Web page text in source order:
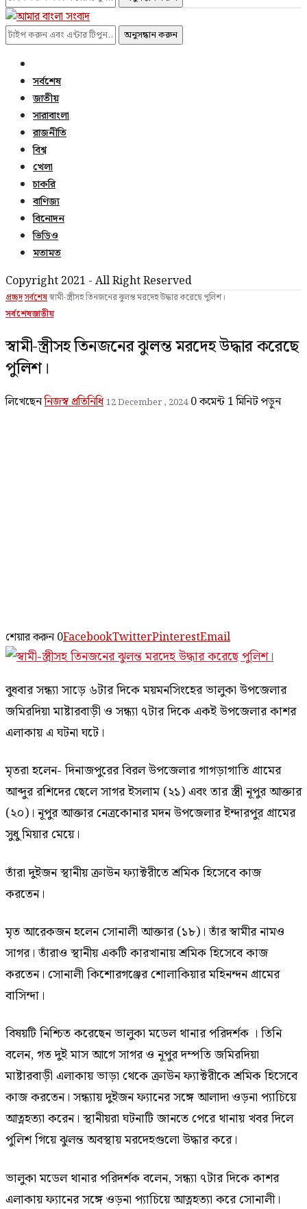
অনুসন্ধান করুন
সর্বশেষ
জাতীয়
সারাবাংলা
রাজনীতি
বিশ্ব
খেলা
চাকরি
বাণিজ্য
বিনোদন
ভিডিও
মতামত
Copyright 2021 - All Right Reserved
প্রচ্ছদসর্বশেষস্বামী-স্ত্রীসহ তিনজনের ঝুলন্ত মরদেহ উদ্ধার করেছে পুলিশ।
সর্বশেষজাতীয়
স্বামী-স্ত্রীসহ তিনজনের ঝুলন্ত মরদেহ উদ্ধার করেছে
পুলিশ।
লিখেছেননিজস্ব প্রতিনিধি12 December , 2024 0 কমেন্ট 1 মিনিট পড়ুন
শেয়ার করুন 0FacebookTwitterPinterestEmail
বুধবার সন্ধ্যা সাড়ে ৬টার দিকে ময়মনসিংহের ভালুকা উপজেলার
জমিরদিয়া মাষ্টারবাড়ী ও সন্ধ্যা ৭টার দিকে একই উপজেলার কাশর
এলাকায় এ ঘটনা ঘটে।
মৃতরা হলেন- দিনাজপুরের বিরল উপজেলার গাগড়াগাতি গ্রামের
আব্দুর রশিদের ছেলে সাগর ইসলাম (২১) এবং তার স্ত্রী নূপুর আক্তার
(২০)। নূপুর আক্তার নেত্রকোনার মদন উপজেলার ইন্দারপুর গ্রামের
সুধু মিয়ার মেয়ে।
তাঁরা দুইজন স্থানীয় ক্রাউন ফ‍্যাক্টরীতে শ্রমিক হিসেবে কাজ
করতেন।
মৃত আরেকজন হলেন সোনালী আক্তার (১৮)। তাঁর স্বামীর নামও
সাগর। তাঁরাও স্থানীয় একটি কারখানায় শ্রমিক হিসেবে কাজ
করতেন। সোনালী কিশোরগঞ্জের শোলাকিয়ার মহিনন্দন গ্রামের
বাসিন্দা।
বিষয়টি নিশ্চিত করেছেন ভালুকা মডেল থানার পরিদর্শক । তিনি
বলেন, গত দুই মাস আগে সাগর ও নূপুর দম্পতি জমিরদিয়া
মাষ্টারবাড়ী এলাকায় ভাড়া থেকে ক্রাউন ফ‍্যাক্টরীকে শ্রমিক হিসেবে
কাজ করতেন। সন্ধ্যায় দুইজন ফ্যানের সঙ্গে আলাদা ওড়না প্যাচিয়ে
আত্নহত্যা করেন। স্থানীয়রা ঘটনাটি জানতে পেরে থানায় খবর দিলে
পুলিশ গিয়ে ঝুলন্ত অবস্থায় মরদেহগুলো উদ্ধার করে।
ভালুকা মডেল থানার পরিদর্শক বলেন, সন্ধ্যা ৭টার দিকে কাশর
এলাকায় ফ্যানের সঙ্গে ওড়না প্যাচিয়ে আত্নহত্যা করে সোনালী।